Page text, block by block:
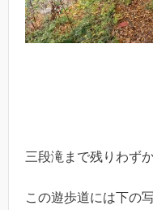
三段滝まで残りわず
この遊歩道には下の